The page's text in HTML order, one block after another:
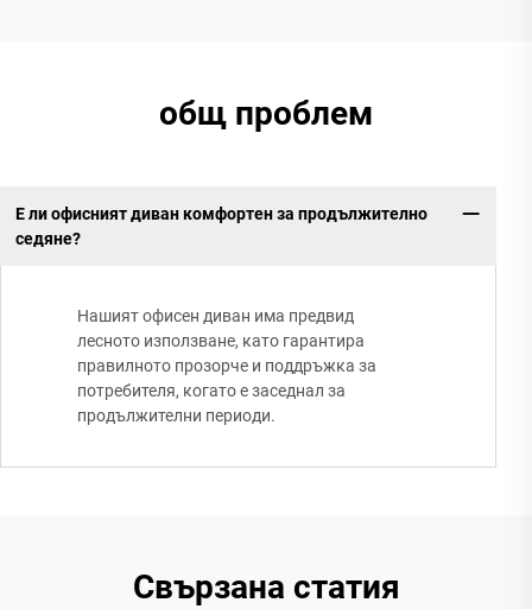
общ проблем
Е ли офисният диван комфортен за продължително
седяне?
Нашият офисен диван има предвид
лесното използване, като гарантира
правилното прозорче и поддръжка за
потребителя, когато е заседнал за
продължителни периоди.
Свързана статия